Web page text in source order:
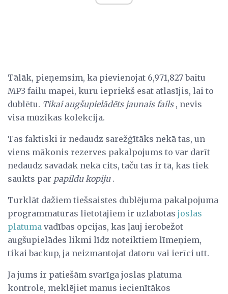
Tālāk, pieņemsim, ka pievienojat 6,971,827 baitu
MP3 failu mapei, kuru iepriekš esat atlasījis, lai to
dublētu. Tikai augšupielādēts jaunais fails, nevis
visa mūzikas kolekcija.
Tas faktiski ir nedaudz sarežģītāks nekā tas, un
viens mākonis rezerves pakalpojums to var darīt
nedaudz savādāk nekā cits, taču tas ir tā, kas tiek
saukts par papildu kopiju.
Turklāt dažiem tiešsaistes dublējuma pakalpojuma
programmatūras lietotājiem ir uzlabotas joslas
platuma vadības opcijas, kas ļauj ierobežot
augšupielādes likmi līdz noteiktiem līmeņiem,
tikai backup, ja neizmantojat datoru vai ierīci utt.
Ja jums ir patiešām svarīga joslas platuma
kontrole, meklējiet manus iecienītākos